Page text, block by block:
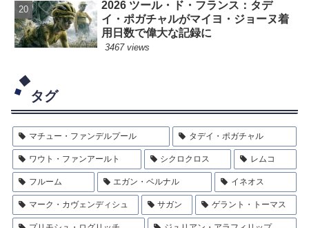
2026 ツール・ド・フランス：タデ
イ・ポガチャルがマイヨ・ジョーヌ着
用日数で偉大な記録に
3467 views
タグ
マチュー・ファンデルプール タデイ・ポガチャル
ワウト・ファンアールト シクロクロス レムコ
フルーム エガン・ベルナル イネオス
マーク・カヴェンディシュ サガン ゲラント・トーマス